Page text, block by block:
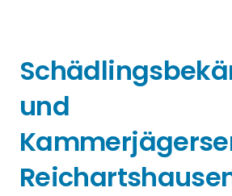
und